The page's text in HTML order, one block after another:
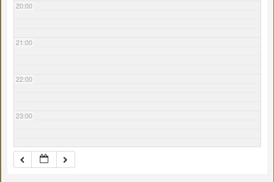
20:00
21:00
22:00
23:00